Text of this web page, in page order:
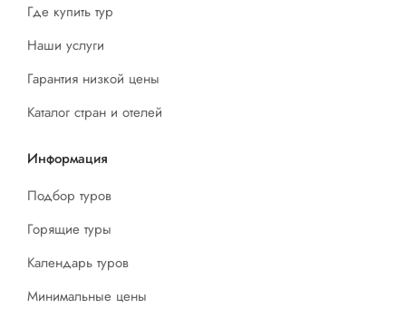
Где купить тур
Наши услуги
Гарантия низкой цены
Каталог стран и отелей
Информация
Подбор туров
Горящие туры
Календарь туров
Минимальные цены